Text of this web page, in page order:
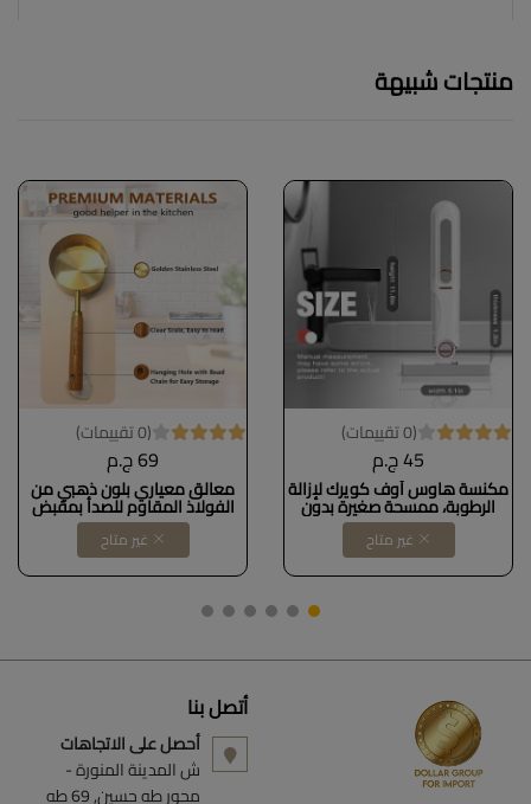
منتجات شبيهة
(0 تقييمات)
45 ج.م
مكنسة هاوس أوف كويرك لإزالة
الرطوبة، ممسحة صغيرة بدون
استخدام اليدين لتنظيف الستائر،
وفتحات التهوية، والنوافذ،
والمرايا، والمكتب، إسفنجة رمادية
بمقبض أبيضDOLLAR FOR
غير متاح
(0 تقييمات)
69 ج.م
معالق معياري بلون ذهبي من
الفولاذ المقاوم للصدأ بمقبض
خشبي مناسب للمطبخ والطعام
والسوائل والخبز، Dollars for
import كود B0CBMFM39R
غير متاح
أتصل بنا
أحصل على الاتجاهات
ش المدينة المنورة -
محور طه حسين, 69 طه